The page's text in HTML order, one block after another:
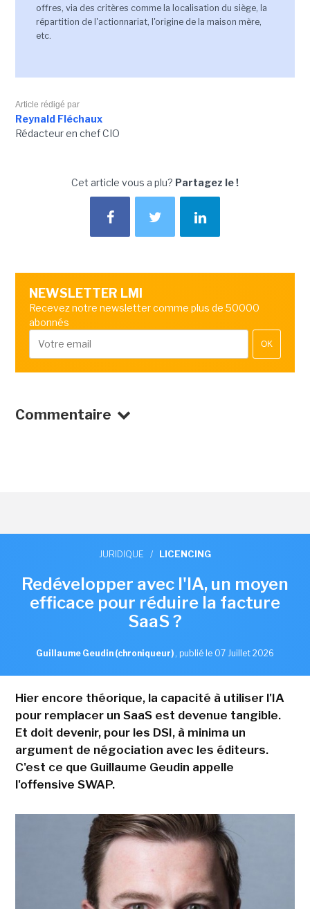
offres, via des critères comme la localisation du siège, la
répartition de l'actionnariat, l'origine de la maison mère,
etc.
Article rédigé par
Reynald Fléchaux
Rédacteur en chef CIO
Cet article vous a plu? Partagez le !
NEWSLETTER LMI
Recevez notre newsletter comme plus de 50000
abonnés
OK
Commentaire
JURIDIQUE / LICENCING
Redévelopper avec l'IA, un moyen
efficace pour réduire la facture
SaaS ?
Guillaume Geudin (chroniqueur) , publié le 07 Juillet 2026
Hier encore théorique, la capacité à utiliser l'IA
pour remplacer un SaaS est devenue tangible.
Et doit devenir, pour les DSI, à minima un
argument de négociation avec les éditeurs.
C'est ce que Guillaume Geudin appelle
l'offensive SWAP.